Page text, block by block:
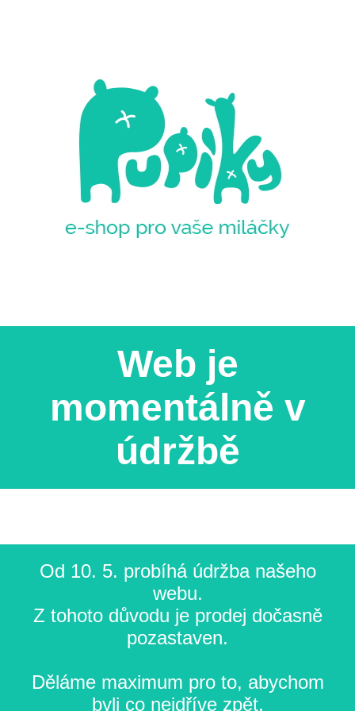
Web je
momentálně v
údržbě
Od 10. 5. probíhá údržba našeho
webu.
Z tohoto důvodu je prodej dočasně
pozastaven.
Děláme maximum pro to, abychom
byli co nejdříve zpět.